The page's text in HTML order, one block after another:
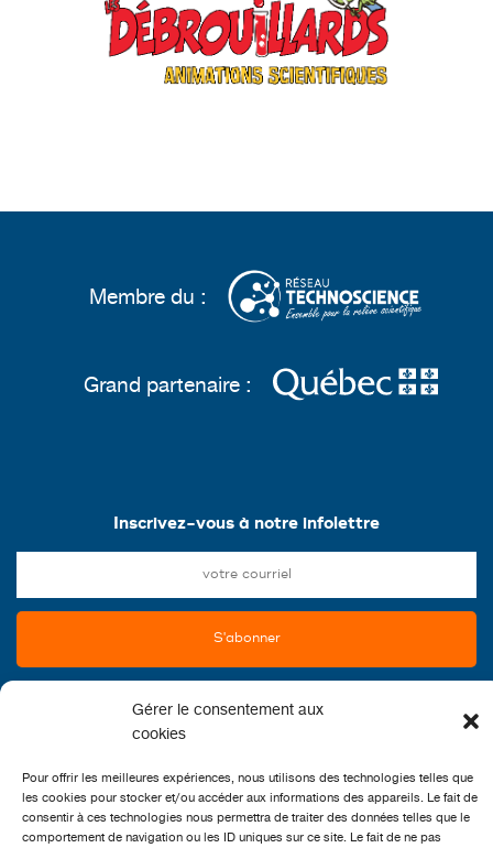
Gérer le consentement aux
cookies
Pour offrir les meilleures expériences, nous utilisons des technologies telles que
les cookies pour stocker et/ou accéder aux informations des appareils. Le fait de
consentir à ces technologies nous permettra de traiter des données telles que le
comportement de navigation ou les ID uniques sur ce site. Le fait de ne pas
Membre du :
Grand partenaire :
Inscrivez-vous à notre infolettre